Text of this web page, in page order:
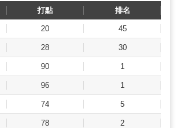
打點 排名
20 45
28 30
90 1
96 1
74 5
78 2